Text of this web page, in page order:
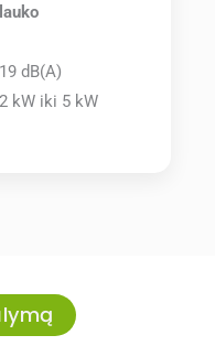
dB(A)
kW iki 5 kW